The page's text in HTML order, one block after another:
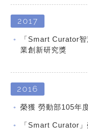
2017
「Smart Curator
業創新研究獎
2016
榮獲 勞動部105年
「Smart Curator